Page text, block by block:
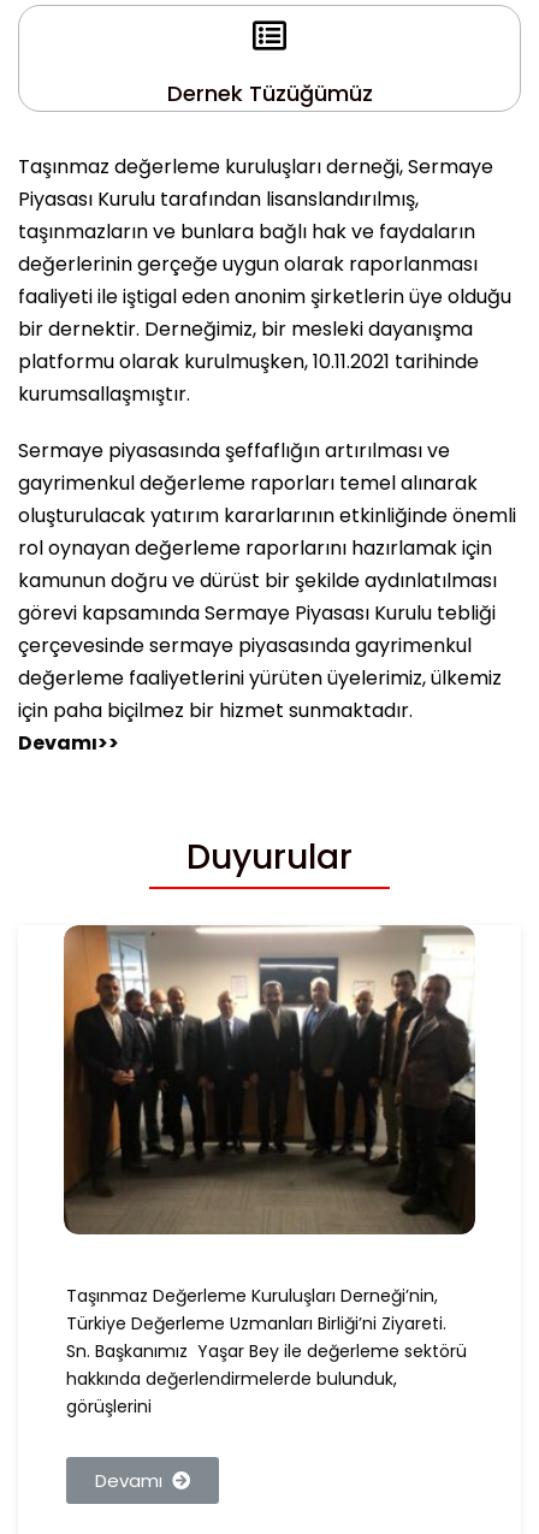
Dernek Tüzüğümüz
Taşınmaz değerleme kuruluşları derneği, Sermaye
Piyasası Kurulu tarafından lisanslandırılmış,
taşınmazların ve bunlara bağlı hak ve faydaların
değerlerinin gerçeğe uygun olarak raporlanması
faaliyeti ile iştigal eden anonim şirketlerin üye olduğu
bir dernektir. Derneğimiz, bir mesleki dayanışma
platformu olarak kurulmuşken, 10.11.2021 tarihinde
kurumsallaşmıştır.
Sermaye piyasasında şeffaflığın artırılması ve
gayrimenkul değerleme raporları temel alınarak
oluşturulacak yatırım kararlarının etkinliğinde önemli
rol oynayan değerleme raporlarını hazırlamak için
kamunun doğru ve dürüst bir şekilde aydınlatılması
görevi kapsamında Sermaye Piyasası Kurulu tebliği
çerçevesinde sermaye piyasasında gayrimenkul
değerleme faaliyetlerini yürüten üyelerimiz, ülkemiz
için paha biçilmez bir hizmet sunmaktadır.
Devamı>>
Duyurular
Taşınmaz Değerleme Kuruluşları Derneği’nin,
Türkiye Değerleme Uzmanları Birliği’ni Ziyareti.
Sn. Başkanımız Yaşar Bey ile değerleme sektörü
hakkında değerlendirmelerde bulunduk,
görüşlerini
Devamı